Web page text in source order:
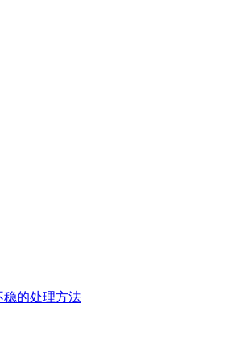
稳的处理方法